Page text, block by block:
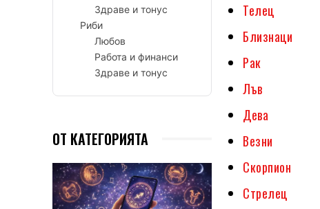
Здраве и тонус
Риби
Любов
Работа и финанси
Здраве и тонус
ОТ КАТЕГОРИЯТА
Телец
Близнаци
Рак
Лъв
Дева
Везни
Скорпион
Стрелец